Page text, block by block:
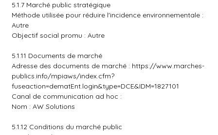
5.1.7 Marché public stratégique
Méthode utilisée pour réduire l'incidence environnementale :
Autre
Objectif social promu : Autre
5.1.11 Documents de marché
Adresse des documents de marché : https://www.marches-
publics.info/mpiaws/index.cfm?
fuseaction=dematEnt.login&type=DCE&IDM=1827101
Canal de communication ad hoc :
Nom : AW Solutions
5.1.12 Conditions du marché public